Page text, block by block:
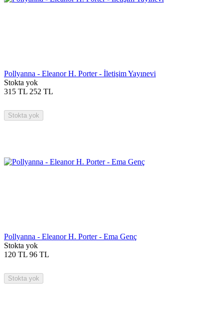
Pollyanna - Eleanor H. Porter - İletişim Yayınevi
Stokta yok
315 TL 252 TL
Stokta yok
Pollyanna - Eleanor H. Porter - Ema Genç
Stokta yok
120 TL 96 TL
Stokta yok